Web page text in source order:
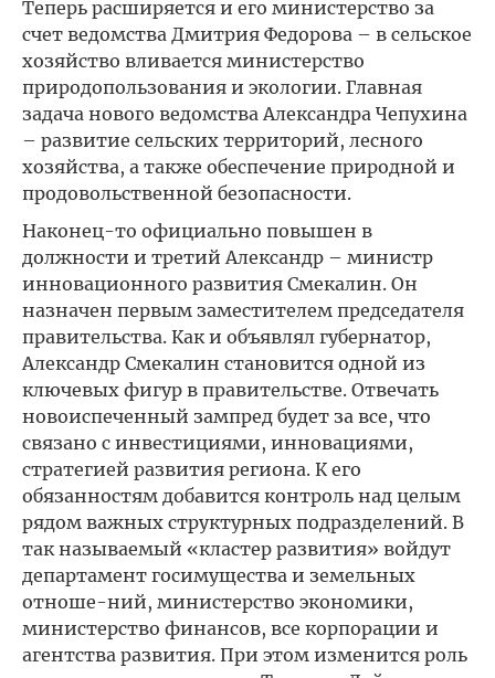
Теперь расширяется и его министерство за
счет ведомства Дмитрия Федорова – в сельское
хозяйство вливается министерство
природопользования и экологии. Главная
задача нового ведомства Александра Чепухина
– развитие сельских территорий, лесного
хозяйства, а также обеспечение природной и
продовольственной безопасности.
Наконец-то официально повышен в
должности и третий Александр – министр
инновационного развития Смекалин. Он
назначен первым заместителем председателя
правительства. Как и объявлял губернатор,
Александр Смекалин становится одной из
ключевых фигур в правительстве. Отвечать
новоиспеченный зампред будет за все, что
связано с инвестициями, инновациями,
стратегией развития региона. К его
обязанностям добавится контроль над целым
рядом важных структурных подразделений. В
так называемый «кластер развития» войдут
департамент госимущества и земельных
отноше-ний, министерство экономики,
министерство финансов, все корпорации и
агентства развития. При этом изменится роль